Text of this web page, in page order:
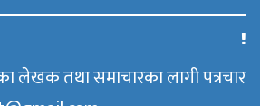
लेखक तथा समाचारका लागी पत्रचार